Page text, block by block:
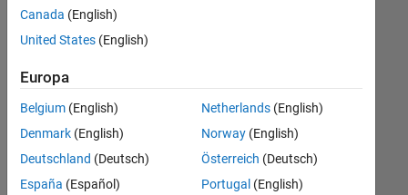
alle
Stellen
übersetzt.
Sie
nach
einem
Standort,
um
Canada (English)
United States (English)
Europa
Belgium (English)
Denmark (English)
Deutschland (Deutsch)
España (Español)
Netherlands(English)
Norway(English)
Österreich (Deutsch)
Portugal (English)